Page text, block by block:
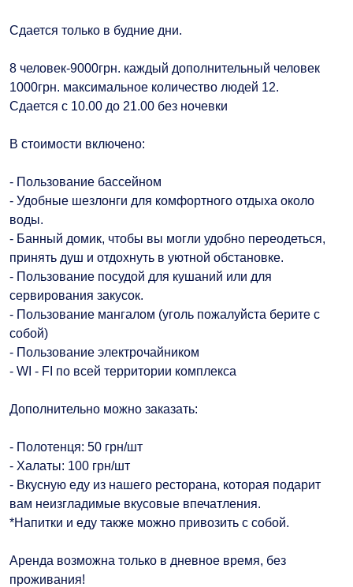
Сдается только в будние дни.
8 человек-9000грн. каждый дополнительный человек
1000грн. максимальное количество людей 12.
Сдается с 10.00 до 21.00 без ночевки
В стоимости включено:
- Пользование бассейном
- Удобные шезлонги для комфортного отдыха около
воды.
- Банный домик, чтобы вы могли удобно переодеться,
принять душ и отдохнуть в уютной обстановке.
- Пользование посудой для кушаний или для
сервирования закусок.
- Пользование мангалом (уголь пожалуйста берите с
собой)
- Пользование электрочайником
- WI - FI по всей территории комплекса
Дополнительно можно заказать:
- Полотенця: 50 грн/шт
- Халаты: 100 грн/шт
- Вкусную еду из нашего ресторана, которая подарит
вам неизгладимые вкусовые впечатления.
*Напитки и еду также можно привозить с собой.
Аренда возможна только в дневное время, без
проживания!